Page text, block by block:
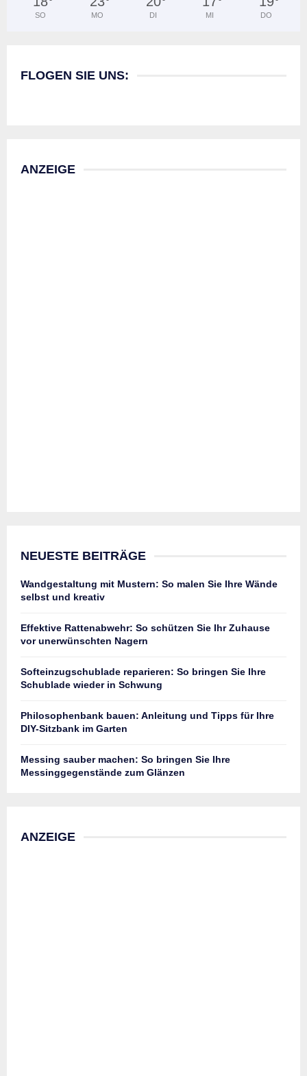
SO MO DI MI DO
FLOGEN SIE UNS:
ANZEIGE
NEUESTE BEITRÄGE
Wandgestaltung mit Mustern: So malen Sie Ihre Wände
selbst und kreativ
Effektive Rattenabwehr: So schützen Sie Ihr Zuhause
vor unerwünschten Nagern
Softeinzugschublade reparieren: So bringen Sie Ihre
Schublade wieder in Schwung
Philosophenbank bauen: Anleitung und Tipps für Ihre
DIY-Sitzbank im Garten
Messing sauber machen: So bringen Sie Ihre
Messinggegenstände zum Glänzen
ANZEIGE